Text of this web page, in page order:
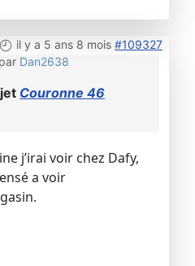
il y a 5 ans 8 mois #109327
par Dan2638
Couronne 46
j’irai voir chez Dafy,
a voir